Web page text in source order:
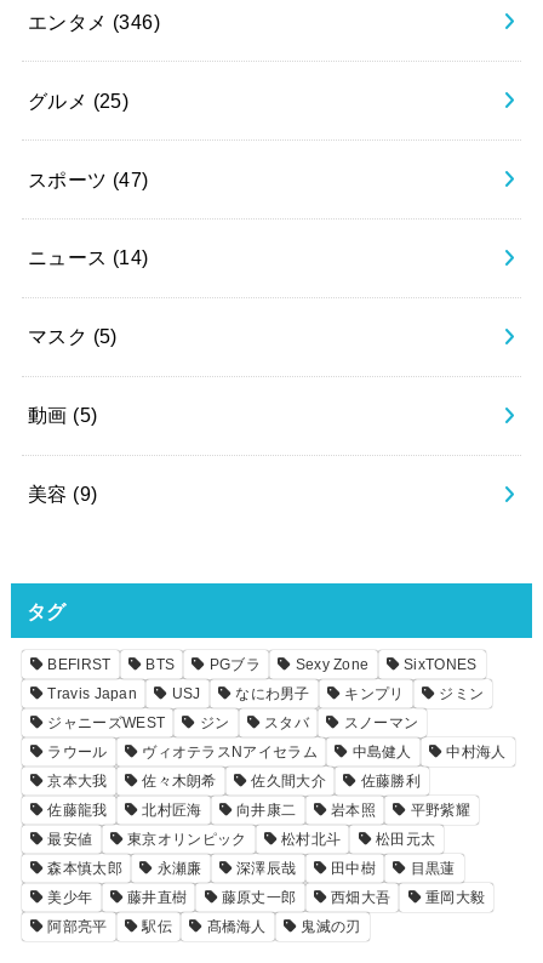
エンタメ (346)
グルメ (25)
スポーツ (47)
ニュース (14)
マスク (5)
動画 (5)
美容 (9)
タグ
BEFIRST BTS PGブラ Sexy Zone
SixTONES
Travis Japan
USJ なにわ男子 キンプリ
ジミン
ジャニーズWEST
ジン スタバ
スノーマン
ラウール
ヴィオテラスNアイセラム 中島健人
中村海人
京本大我
佐々木朗希 佐久間大介
佐藤勝利
佐藤龍我
北村匠海 向井康二 岩本照
平野紫耀
最安値
東京オリンピック 松村北斗
松田元太
森本慎太郎
永瀬廉 深澤辰哉 田中樹
目黒蓮
美少年
藤井直樹 藤原丈一郎 西畑大吾
重岡大毅
阿部亮平
駅伝 髙橋海人 鬼滅の刃